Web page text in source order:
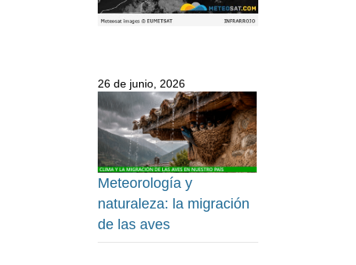
26 de junio, 2026
Meteorología y
naturaleza: la migración
de las aves